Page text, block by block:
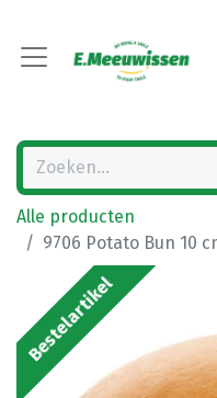
Alle producten
9706 Potato Bun 10
Bestelartikel